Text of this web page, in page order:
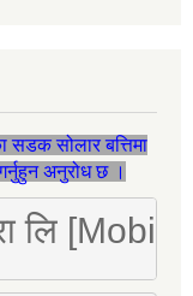
सडक सोलार बत्तिमा
अनुरोध छ ।
लि